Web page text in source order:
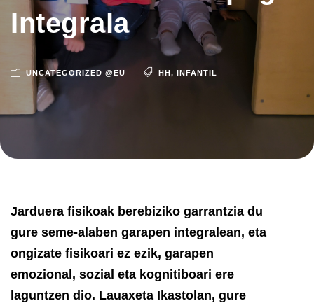
Integrala
UNCATEGORIZED @EU HH, INFANTIL
Jarduera fisikoak berebiziko garrantzia du
gure seme-alaben garapen integralean, eta
ongizate fisikoari ez ezik, garapen
emozional, sozial eta kognitiboari ere
laguntzen dio. Lauaxeta Ikastolan, gure